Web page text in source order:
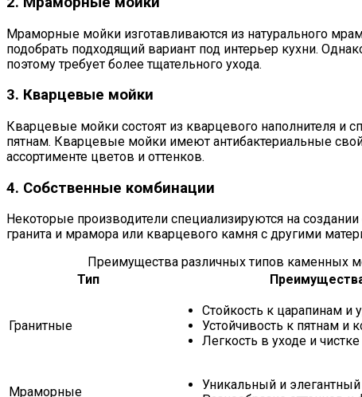
Мраморные мойки изготавливаются из натурального
подобрать подходящий вариант под интерьер кухни.
поэтому требует более тщательного ухода.
3. Кварцевые мойки
Кварцевые мойки состоят из кварцевого наполнителя и
пятнам. Кварцевые мойки имеют антибактериальные
ассортименте цветов и оттенков.
4. Собственные комбинации
Некоторые производители специализируются на
гранита и мрамора или кварцевого камня с другими
Преимущества различных типов каменных
Тип
Гранитные
Стойкость к царапинам и
Устойчивость к пятнам и
Легкость в уходе и чистке
Мраморные
Уникальный и